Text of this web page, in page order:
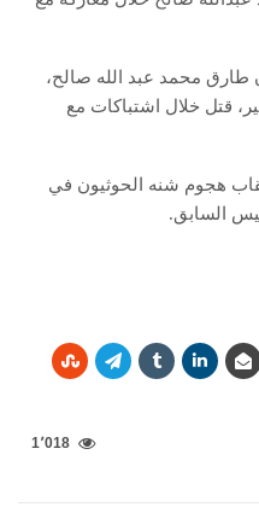
طارق محمد عبد الله صالح،
قتل خلال اشتباكات مع
هجوم شنه الحوثيون في
السابق.
1٬018